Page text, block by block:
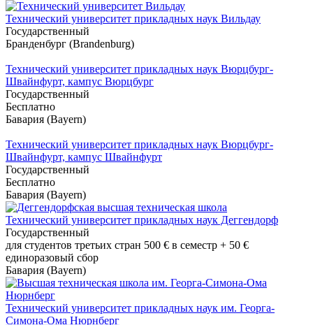
Технический университет прикладных наук Вильдау
Государственный
Бранденбург (Brandenburg)
Технический университет прикладных наук Вюрцбург-
Швайнфурт, кампус Вюрцбург
Государственный
Бесплатно
Бавария (Bayern)
Технический университет прикладных наук Вюрцбург-
Швайнфурт, кампус Швайнфурт
Государственный
Бесплатно
Бавария (Bayern)
Технический университет прикладных наук Деггендорф
Государственный
для студентов третьих стран 500 € в семестр + 50 €
единоразовый сбор
Бавария (Bayern)
Технический университет прикладных наук им. Георга-
Симона-Ома Нюрнберг